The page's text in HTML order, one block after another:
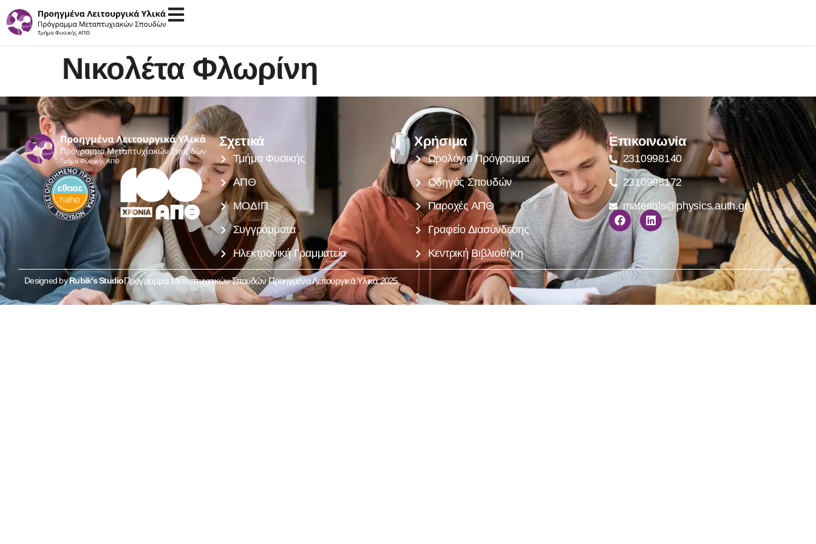
Νικολέτα Φλωρίνη
Σχετικά
Τμήμα Φυσικής
ΑΠΘ
ΜΟΔΙΠ
Συγγράμματα
Ηλεκτρονική Γραμματεία
Χρήσιμα
Ωρολόγιο Πρόγραμμα
Οδηγός Σπουδών
Παροχές ΑΠΘ
Γραφείο Διασύνδεσης
Κεντρική Βιβλιοθήκη
Επικοινωνία
2310998140
2310998172
materials@physics.auth.gr
Designed byRubik's StudioΠρόγραμμα Μεταπτυχιακών Σπουδών Προηγμένα Λειτουργικά Υλικά 2025